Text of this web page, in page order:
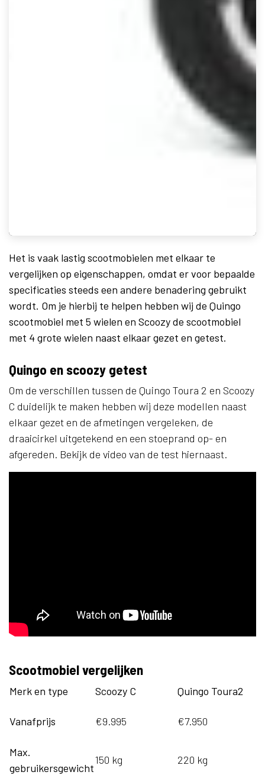
Het is vaak lastig scootmobielen met elkaar te
vergelijken op eigenschappen, omdat er voor bepaalde
specificaties steeds een andere benadering gebruikt
wordt. Om je hierbij te helpen hebben wij de Quingo
scootmobiel met 5 wielen en Scoozy de scootmobiel
met 4 grote wielen naast elkaar gezet en getest.
Quingo en scoozy getest
Om de verschillen tussen de Quingo Toura 2 en Scoozy
C duidelijk te maken hebben wij deze modellen naast
elkaar gezet en de afmetingen vergeleken, de
draaicirkel uitgetekend en een stoeprand op- en
afgereden. Bekijk de video van de test hiernaast.
Scootmobiel vergelijken
Merk en type Scoozy C Quingo Toura2
Vanafprijs €9.995 €7.950
Max.
gebruikersgewicht
150 kg 220 kg